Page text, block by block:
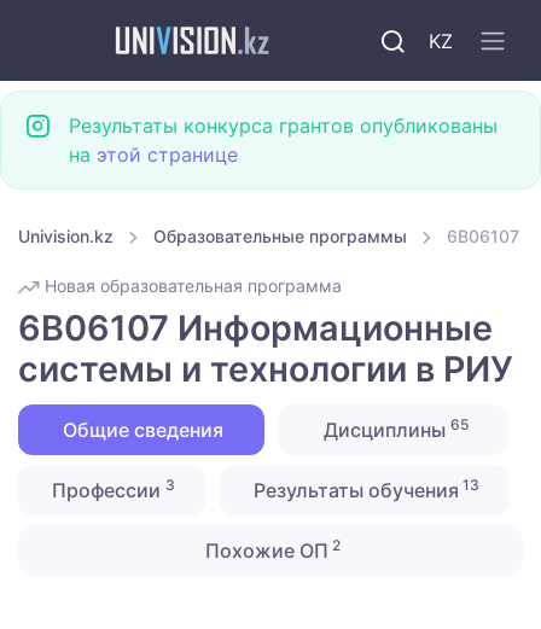
KZ
Результаты конкурса грантов опубликованы
на этой странице
Univision.kz Образовательные программы 6B06107
Новая образовательная программа
6B06107 Информационные
системы и технологии в РИУ
Общие сведения Дисциплины 65
Профессии 3 Результаты обучения 13
Похожие ОП 2